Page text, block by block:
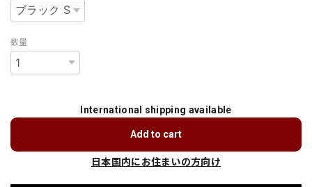
数量
International shipping available
Add to cart
日本国内にお住まいの方向け